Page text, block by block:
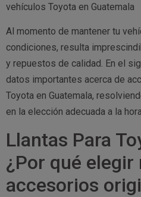
vehículos Toyota en Guatemala
Al momento de mantener tu
condiciones, resulta
y repuestos de calidad. En el
datos importantes acerca de
Toyota en Guatemala,
en la elección adecuada a la
Llantas Para
¿Por qué
accesorios